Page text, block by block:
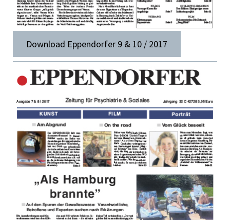
Download Eppendorfer 9 & 10 / 2017